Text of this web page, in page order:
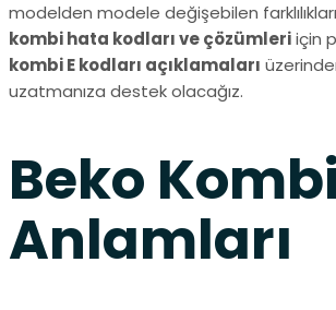
modelden modele değişebilen
kombi hata kodları ve çözümleriiçin
kombi E kodları açıklamaları
uzatmanıza destek olacağız.
Beko
Anlamları